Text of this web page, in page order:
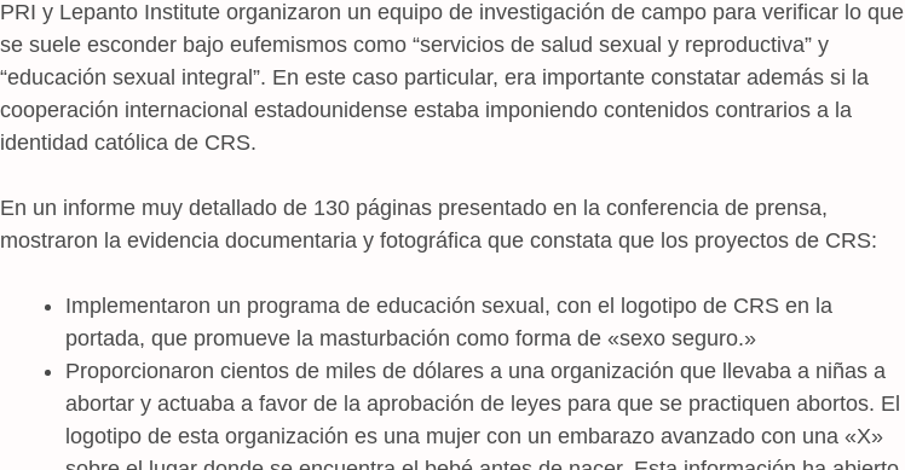
PRI y Lepanto Institute organizaron un equipo de investigación de campo para verificar lo que
se suele esconder bajo eufemismos como “servicios de salud sexual y reproductiva” y
“educación sexual integral”. En este caso particular, era importante constatar además si la
cooperación internacional estadounidense estaba imponiendo contenidos contrarios a la
identidad católica de CRS.
En un informe muy detallado de 130 páginas presentado en la conferencia de prensa,
mostraron la evidencia documentaria y fotográfica que constata que los proyectos de CRS:
Implementaron un programa de educación sexual, con el logotipo de CRS en la
portada, que promueve la masturbación como forma de «sexo seguro.»
Proporcionaron cientos de miles de dólares a una organización que llevaba a niñas a
abortar y actuaba a favor de la aprobación de leyes para que se practiquen abortos. El
logotipo de esta organización es una mujer con un embarazo avanzado con una «X»